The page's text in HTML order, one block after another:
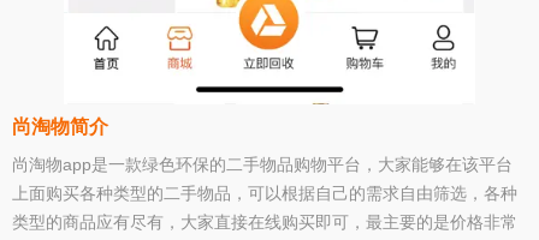
尚淘物简介
尚淘物app是一款绿色环保的二手物品购物平台，大家能够在该平台
上面购买各种类型的二手物品，可以根据自己的需求自由筛选，各种
类型的商品应有尽有，大家直接在线购买即可，最主要的是价格非常